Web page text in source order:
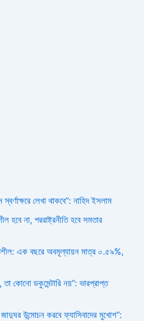
লেখা থাকবে”: নাহিদ ইসলাম
হবে না, পররাষ্ট্রনীতি হবে সমতার
এক বছরে অবমূল্যায়ন মাত্র ০.৫৯%,
তা কোনো ডকুমেন্টারি নয়”: ভারপ্রাপ্ত
উন্মোচন করবে ফ্যাসিবাদের মুখোশ”: